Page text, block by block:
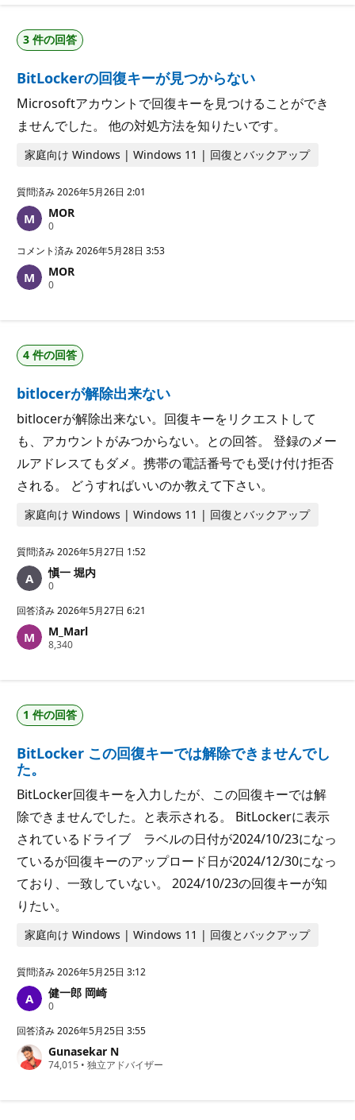
ト
3 件の回答
BitLockerの回復キーが見つからない
Microsoftアカウントで回復キーを見つけることができ
ませんでした。 他の対処方法を知りたいです。
家庭向け Windows | Windows 11 | 回復とバックアップ
質問済み2026年5月26日 2:01
MOR
0評
の
イ
ン
コメント済み2026年5月28日 3:53
MOR
0評
ン
ト
4 件の回答
bitlocerが解除出来ない
bitlocerが解除出来ない。回復キーをリクエストして
も、アカウントがみつからない。との回答。 登録のメー
ルアドレスてもダメ。携帯の電話番号でも受け付け拒否
される。 どうすればいいのか教えて下さい。
家庭向け Windows | Windows 11 | 回復とバックアップ
質問済み2026年5月27日 1:52
愼一 堀内
0評
の
イ
ン
回答済み2026年5月27日 6:21
M_Marl
8,340評
ン
ト
1 件の回答
BitLocker この回復キーでは解除できませんでし
た。
BitLocker回復キーを入力したが、この回復キーでは解
除できませんでした。と表示される。 BitLockerに表示
されているドライブ ラベルの日付が2024/10/23になっ
ているが回復キーのアップロード日が2024/12/30になっ
ており、一致していない。 2024/10/23の回復キーが知
りたい。
家庭向け Windows | Windows 11 | 回復とバックアップ
質問済み2026年5月25日 3:12
健一郎 岡崎
0評
の
イ
ン
回答済み2026年5月25日 3:55
Gunasekar N
74,015 評
• 独立アドバイザー